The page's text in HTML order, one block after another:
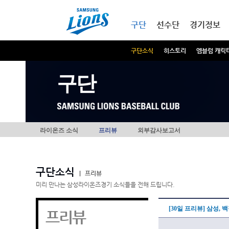
구단
구단소식 히스토리 엠블럼 캐릭
선수단 경기정보
구단
라이온즈 소식 프리뷰 외부감사보고서
구단소식
프리뷰
미리 만나는 삼성라이온즈경기 소식들을 전해 드립니다.
프리뷰 [30일 프리뷰] 삼성,